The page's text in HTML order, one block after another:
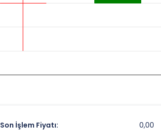
Son İşlem Fiyatı: 0,00